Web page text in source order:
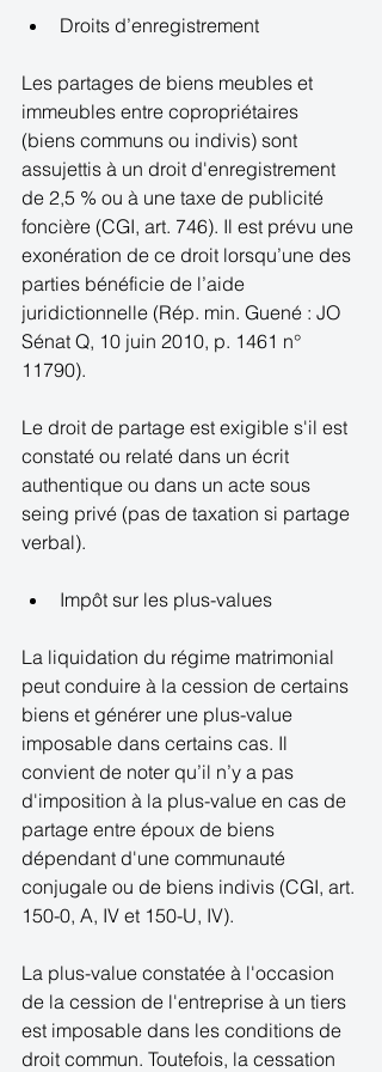
Droits d’enregistrement
Les partages de biens meubles et
immeubles entre copropriétaires
(biens communs ou indivis) sont
assujettis à un droit d'enregistrement
de 2,5 % ou à une taxe de publicité
foncière (CGI, art. 746). Il est prévu une
exonération de ce droit lorsqu’une des
parties bénéficie de l’aide
juridictionnelle (Rép. min. Guené : JO
Sénat Q, 10 juin 2010, p. 1461 n°
11790).
Le droit de partage est exigible s'il est
constaté ou relaté dans un écrit
authentique ou dans un acte sous
seing privé (pas de taxation si partage
verbal).
Impôt sur les plus-values
La liquidation du régime matrimonial
peut conduire à la cession de certains
biens et générer une plus-value
imposable dans certains cas. Il
convient de noter qu’il n’y a pas
d'imposition à la plus-value en cas de
partage entre époux de biens
dépendant d'une communauté
conjugale ou de biens indivis (CGI, art.
150-0, A, IV et 150-U, IV).
La plus-value constatée à l'occasion
de la cession de l'entreprise à un tiers
est imposable dans les conditions de
droit commun. Toutefois, la cessation